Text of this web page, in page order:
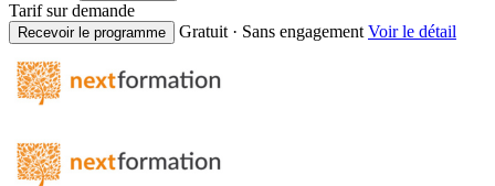
Tarif sur demande
Recevoir le programme Gratuit · Sans engagement Voir le détail